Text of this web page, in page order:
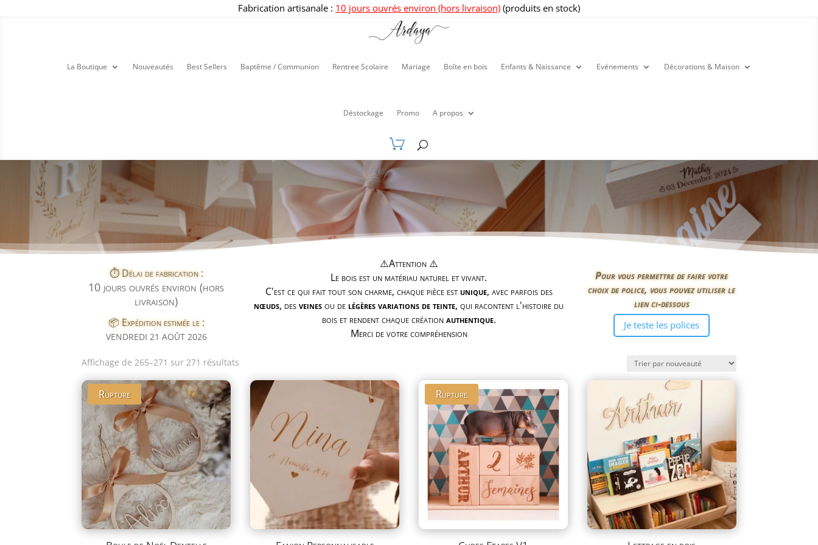
Fabrication artisanale : 10 jours ouvrés environ (hors livraison) (produits en stock)
La Boutique Nouveautés Best Sellers Baptême / Communion Rentree Scolaire Mariage Boîte en bois Enfants & Naissance Evénements Décorations & Maison
Déstockage Promo A propos
⏱️ Délai de fabrication :
10 jours ouvrés environ (hors
livraison)
📦 Expédition estimée le :
VENDREDI 21 AOÛT 2026
⚠️Attention ⚠️
Le bois est un matériau naturel et vivant.
C'est ce qui fait tout son charme, chaque pièce est unique, avec parfois des
nœuds, desveinesou de légères variations de teinte, qui racontent l'histoire du
bois et rendent chaque créationauthentique.
Merci de votre compréhension
Pour vous permettre de faire votre
choix de police, vous pouvez utiliser le
lien ci-dessous
Je teste les polices
Affichage de 265–271 sur 271 résultats
plus
récent
plus
Rupture Rupture